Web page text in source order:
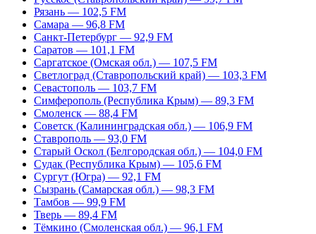
Рязань — 102,5 FM
Самара — 96,8 FM
Санкт-Петербург — 92,9 FM
Саратов — 101,1 FM
Саргатское (Омская обл.) — 107,5 FM
Светлоград (Ставропольский край) — 103,3 FM
Севастополь — 103,7 FM
Симферополь (Республика Крым) — 89,3 FM
Смоленск — 88,4 FM
Советск (Калининградская обл.) — 106,9 FM
Ставрополь — 93,0 FM
Старый Оскол (Белгородская обл.) — 104,0 FM
Судак (Республика Крым) — 105,6 FM
Сургут (Югра) — 92,1 FM
Сызрань (Самарская обл.) — 98,3 FM
Тамбов — 99,9 FM
Тверь — 89,4 FM
Тёмкино (Смоленская обл.) — 96,1 FM